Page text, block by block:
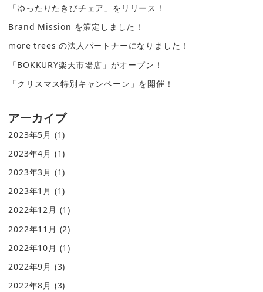
「ゆったりたきびチェア」をリリース！
Brand Mission を策定しました！
more trees の法人パートナーになりました！
「BOKKURY楽天市場店」がオープン！
「クリスマス特別キャンペーン」を開催！
アーカイブ
2023年5月 (1)
2023年4月 (1)
2023年3月 (1)
2023年1月 (1)
2022年12月 (1)
2022年11月 (2)
2022年10月 (1)
2022年9月 (3)
2022年8月 (3)